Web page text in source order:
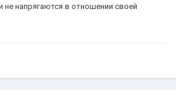
не напрягаются в отношении своей